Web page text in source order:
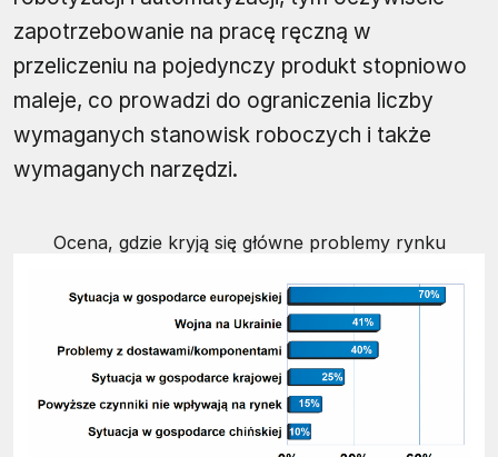
zapotrzebowanie na pracę ręczną w
przeliczeniu na pojedynczy produkt stopniowo
maleje, co prowadzi do ograniczenia liczby
wymaganych stanowisk roboczych i także
wymaganych narzędzi.
Ocena, gdzie kryją się główne problemy rynku